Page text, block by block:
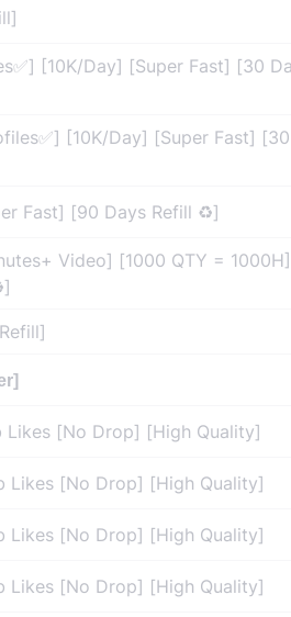
[10K/Day] [Super Fast] [30
[10K/Day] [Super Fast]
Fast] [90 Days Refill ♻️]
Video] [1000 QTY =
[No Drop] [High Quality]
[No Drop] [High Quality]
[No Drop] [High Quality]
[No Drop] [High Quality]